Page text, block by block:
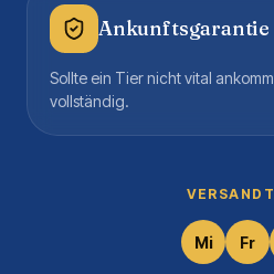
Ankunftsgarantie
Sollte ein Tier nicht vital
vollständig.
Mi Fr